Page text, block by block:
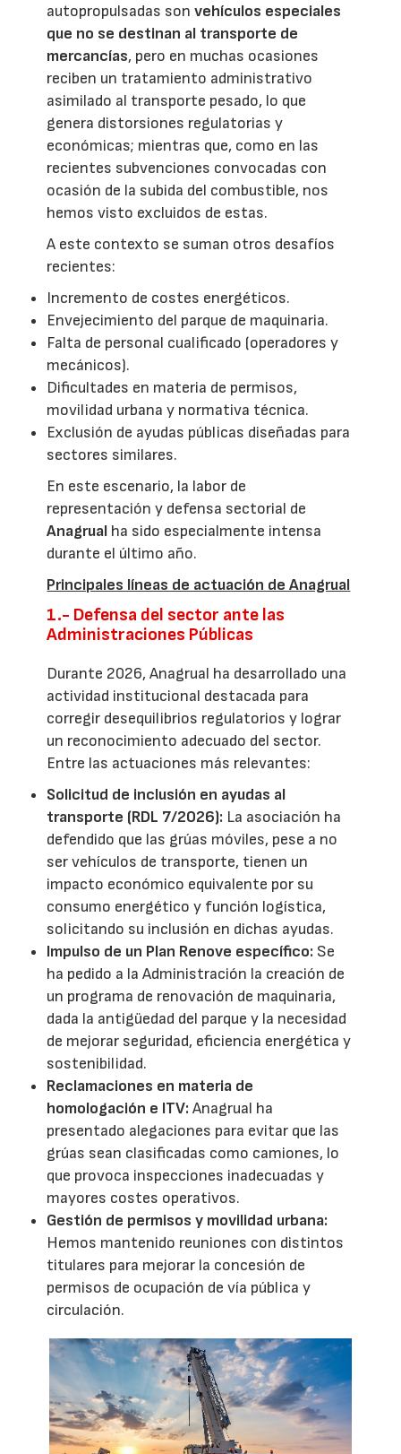
autopropulsadas sonvehículos especiales
que no se destinan al transporte de
mercancías, pero en muchas ocasiones
reciben un tratamiento administrativo
asimilado al transporte pesado, lo que
genera distorsiones regulatorias y
económicas; mientras que, como en las
recientes subvenciones convocadas con
ocasión de la subida del combustible, nos
hemos visto excluidos de estas.
A este contexto se suman otros desafíos
recientes:
Incremento de costes energéticos.
Envejecimiento del parque de maquinaria.
Falta de personal cualificado (operadores y
mecánicos).
Dificultades en materia de permisos,
movilidad urbana y normativa técnica.
Exclusión de ayudas públicas diseñadas para
sectores similares.
En este escenario, la labor de
representación y defensa sectorial de
Anagrual ha sido especialmente intensa
durante el último año.
Principales líneas de actuación de Anagrual
1.- Defensa del sector ante las
Administraciones Públicas
Durante 2026, Anagrual ha desarrollado una
actividad institucional destacada para
corregir desequilibrios regulatorios y lograr
un reconocimiento adecuado del sector.
Entre las actuaciones más relevantes:
Solicitud de inclusión en ayudas al
transporte (RDL 7/2026): La asociación ha
defendido que las grúas móviles, pese a no
ser vehículos de transporte, tienen un
impacto económico equivalente por su
consumo energético y función logística,
solicitando su inclusión en dichas ayudas.
Impulso de un Plan Renove específico: Se
ha pedido a la Administración la creación de
un programa de renovación de maquinaria,
dada la antigüedad del parque y la necesidad
de mejorar seguridad, eficiencia energética y
sostenibilidad.
Reclamaciones en materia de
homologación e ITV:Anagrual ha
presentado alegaciones para evitar que las
grúas sean clasificadas como camiones, lo
que provoca inspecciones inadecuadas y
mayores costes operativos.
Gestión de permisos y movilidad urbana:
Hemos mantenido reuniones con distintos
titulares para mejorar la concesión de
permisos de ocupación de vía pública y
circulación.